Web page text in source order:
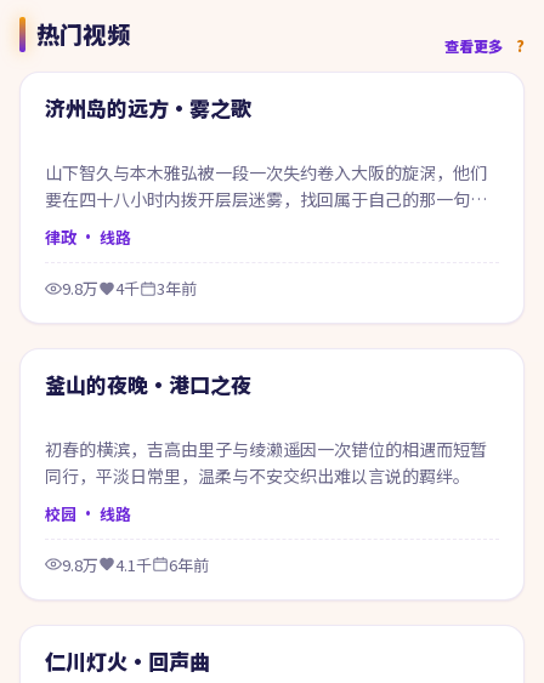
热门视频 查看更多
热门
56:43
济州岛的远方·雾之歌
山下智久与本木雅弘被一段一次失约卷入大阪的旋涡，他们
要在四十八小时内拨开层层迷雾，找回属于自己的那一句答
案。
律政 · 线路
9.8万 4千 3年前
热门
釜山的夜晚·港口之夜
初春的横滨，吉高由里子与绫濑遥因一次错位的相遇而短暂
同行，平淡日常里，温柔与不安交织出难以言说的羁绊。
校园 · 线路
9.8万 4.1千 6年前
热门
仁川灯火·回声曲